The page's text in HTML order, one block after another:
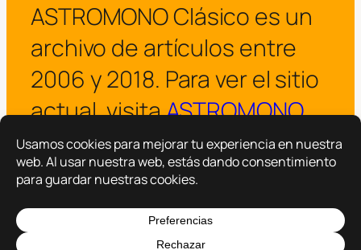
ASTROMONO Clásico es un
archivo de artículos entre
2006 y 2018. Para ver el sitio
actual, visitaASTROMONO.
¡Visitar ASTROMONO ya!
Copyright © 2025 –ASTROMONO Hazlo por familia.